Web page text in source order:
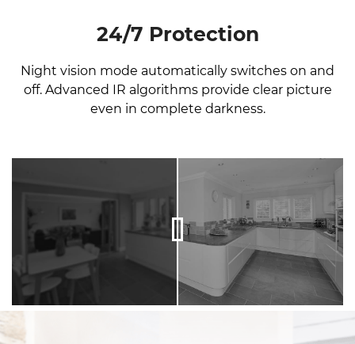
24/7 Protection
Night vision mode automatically switches on and
off. Advanced IR algorithms provide clear picture
even in complete darkness.